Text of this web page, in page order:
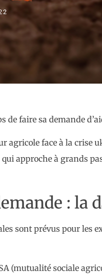
agricole face à la crise
approche à grands
: la
sont prévus pour les
(mutualité sociale